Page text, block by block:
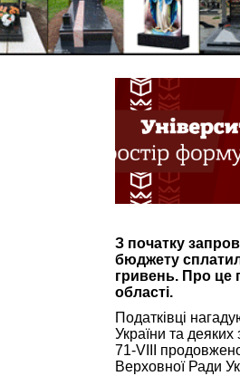
З початку
бюджету
гривень. Про це
області.
Податківці
України та
71-VIII
Верховної Ради